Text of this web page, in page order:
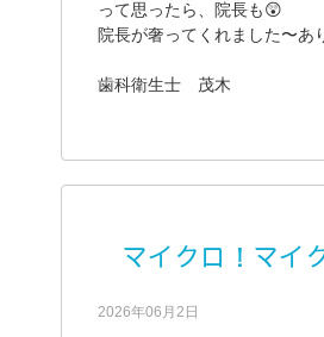
って思ったら、院長も😲
院長が奢ってくれました〜あ
歯科衛生士 茂木
マイクロ！マイ
2026年06月2日